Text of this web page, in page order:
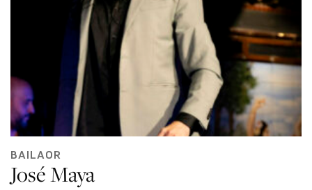
BAILAOR
José Maya